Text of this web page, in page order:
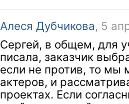
Алеся Дубчикова, 5
Сергей, в общем, для
писала, заказчик
если не против, то мы
актеров, и
проектах. Если